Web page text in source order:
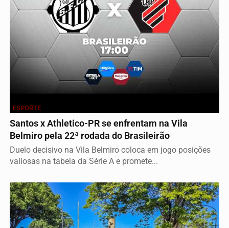
ESPORTE
Santos x Athletico-PR se enfrentam na Vila
Belmiro pela 22ª rodada do Brasileirão
Duelo decisivo na Vila Belmiro coloca em jogo posições
valiosas na tabela da Série A e promete...